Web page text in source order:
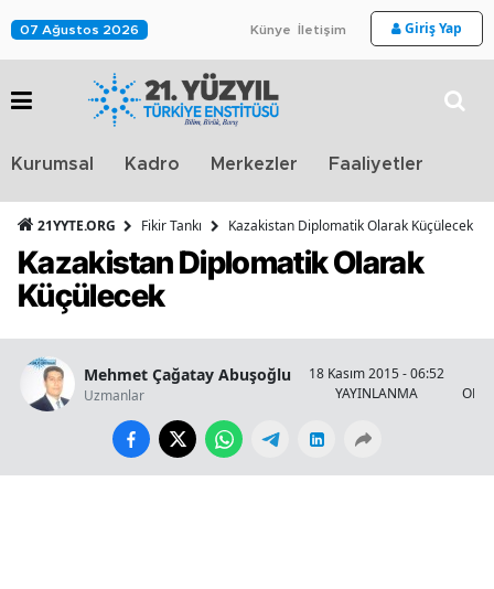
07 Ağustos 2026 Künye İletişim Giriş Yap
Kurumsal Kadro Merkezler Faaliyetler
21YYTE.ORG Fikir Tankı Kazakistan Diplomatik Olarak Küçülecek
Kazakistan Diplomatik Olarak
Küçülecek
Mehmet Çağatay Abuşoğlu
Uzmanlar
18 Kasım 2015 - 06:52
YAYINLANMA